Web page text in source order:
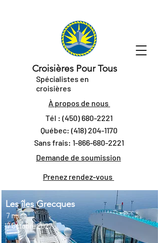
Croisières Pour Tous
Spécialistes en
croisières
À propos de nous
Tél : (450) 680-2221
Québec: (418) 204-1170
Sans frais: 1-866-680-2221
Demande de soumission
Prenez rendez-vous
Les îles Grecques
7 nuits
17 octobre 2027